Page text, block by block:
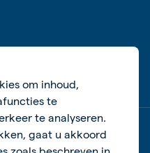
om inhoud,
te
te analyseren.
gaat u akkoord
cookies